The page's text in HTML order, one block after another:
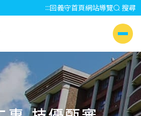
:::回義守首頁網站導覽 搜尋
側選單